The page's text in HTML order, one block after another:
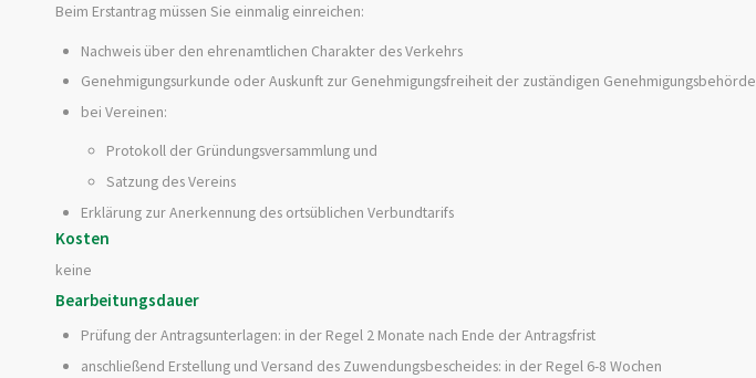
Beim Erstantrag müssen Sie einmalig einreichen:
Nachweis über den ehrenamtlichen Charakter des Verkehrs
Genehmigungsurkunde oder Auskunft zur Genehmigungsfreiheit der zuständigen Genehmigungsbehörde
bei Vereinen:
Protokoll der Gründungsversammlung und
Satzung des Vereins
Erklärung zur Anerkennung des ortsüblichen Verbundtarifs
Kosten
keine
Bearbeitungsdauer
Prüfung der Antragsunterlagen: in der Regel 2 Monate nach Ende der Antragsfrist
anschließend Erstellung und Versand des Zuwendungsbescheides: in der Regel 6-8 Wochen